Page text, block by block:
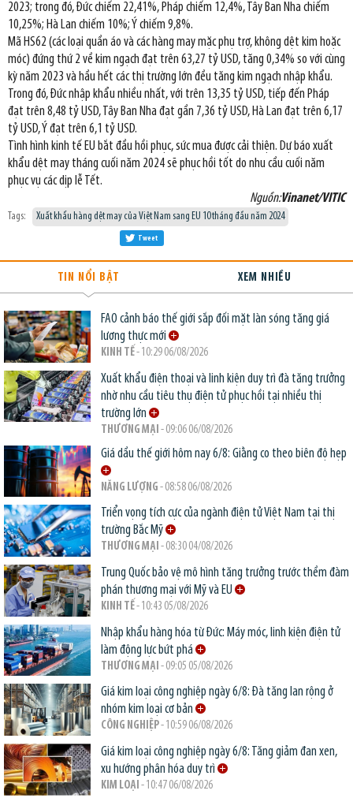
2023; trong đó, Đức chiếm 22,41%, Pháp chiếm 12,4%, Tây Ban Nha chiếm
10,25%; Hà Lan chiếm 10%; Ý chiếm 9,8%.
Mã HS62 (các loại quần áo và các hàng may mặc phụ trợ, không dệt kim hoặc
móc) đứng thứ 2 về kim ngạch đạt trên 63,27 tỷ USD, tăng 0,34% so với cùng
kỳ năm 2023 và hầu hết các thị trường lớn đều tăng kim ngạch nhập khẩu.
Trong đó, Đức nhập khẩu nhiều nhất, với trên 13,35 tỷ USD, tiếp đến Pháp
đạt trên 8,48 tỷ USD, Tây Ban Nha đạt gần 7,36 tỷ USD, Hà Lan đạt trên 6,17
tỷ USD, Ý đạt trên 6,1 tỷ USD.
Tình hình kinh tế EU bắt đầu hồi phục, sức mua được cải thiện. Dự báo xuất
khẩu dệt may tháng cuối năm 2024 sẽ phục hồi tốt do nhu cầu cuối năm
phục vụ các dịp lễ Tết.
Nguồn:Vinanet/VITIC
Tags: Xuất khẩu hàng dệt may của Việt Nam sang EU 10 tháng đầu năm 2024
Tweet
TIN NỔI BẬT XEM NHIỀU
FAO cảnh báo thế giới sắp đối mặt làn sóng tăng giá
lương thực mới
KINH TẾ- 10:29 06/08/2026
Xuất khẩu điện thoại và linh kiện duy trì đà tăng trưởng
nhờ nhu cầu tiêu thụ điện tử phục hồi tại nhiều thị
trường lớn
THƯƠNG MẠI - 09:06 06/08/2026
Giá dầu thế giới hôm nay 6/8: Giằng co theo biên độ hẹp
NĂNG LƯỢNG - 08:58 06/08/2026
Triển vọng tích cực của ngành điện tử Việt Nam tại thị
trường Bắc Mỹ
THƯƠNG MẠI - 08:30 04/08/2026
Trung Quốc bảo vệ mô hình tăng trưởng trước thềm đàm
phán thương mại với Mỹ và EU
KINH TẾ- 10:43 05/08/2026
Nhập khẩu hàng hóa từ Đức: Máy móc, linh kiện điện tử
làm động lực bứt phá
THƯƠNG MẠI - 09:05 05/08/2026
Giá kim loại công nghiệp ngày 6/8: Đà tăng lan rộng ở
nhóm kim loại cơ bản
CÔNG NGHIỆP- 10:59 06/08/2026
Giá kim loại công nghiệp ngày 6/8: Tăng giảm đan xen,
xu hướng phân hóa duy trì
KIM LOẠI - 10:47 06/08/2026